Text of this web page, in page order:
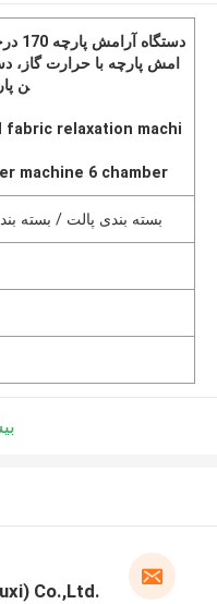
امش پارچه با حرارت گاز،
ن پارچه
fabric relaxation machi
machine 6 chamber
بسته بندی پالت / بسته
Co.,Ltd.